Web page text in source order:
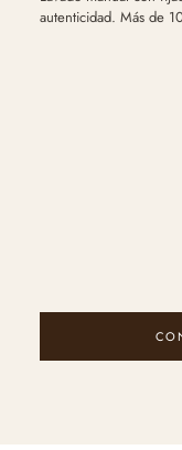
autenticidad. Más de